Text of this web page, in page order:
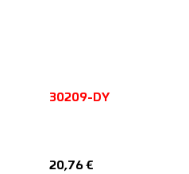
30209-DY
Обычная цена:
20,76 €